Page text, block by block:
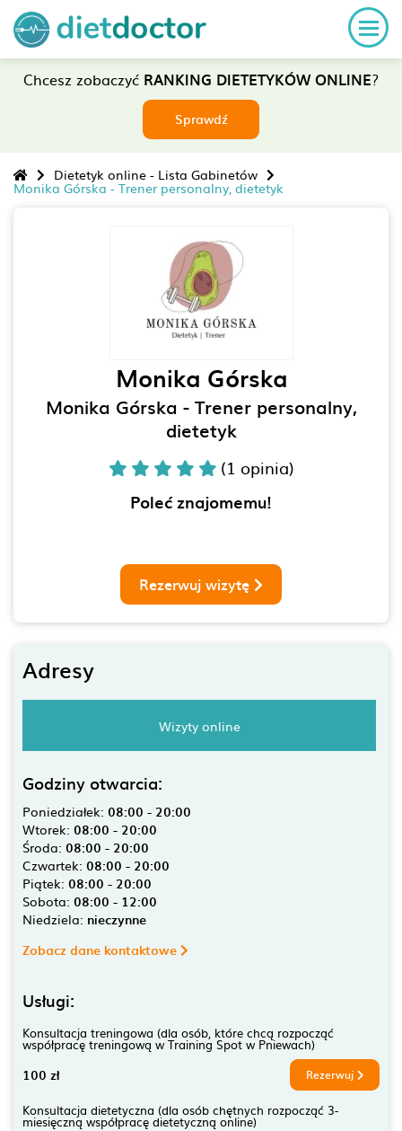
Chcesz zobaczyć RANKING DIETETYKÓW ONLINE?
Sprawdź
Dietetyk online - Lista Gabinetów
Monika Górska - Trener personalny, dietetyk
Monika Górska
Monika Górska - Trener personalny,
dietetyk
(1 opinia)
Poleć znajomemu!
Rezerwuj wizytę
Adresy
Wizyty online
Godziny otwarcia:
Poniedziałek: 08:00 - 20:00
Wtorek: 08:00 - 20:00
Środa: 08:00 - 20:00
Czwartek: 08:00 - 20:00
Piątek: 08:00 - 20:00
Sobota: 08:00 - 12:00
Niedziela: nieczynne
Zobacz dane kontaktowe
Usługi:
Konsultacja treningowa (dla osób, które chcą rozpocząć
współpracę treningową w Training Spot w Pniewach)
100 zł Rezerwuj
Konsultacja dietetyczna (dla osób chętnych rozpocząć 3-
miesięczną współpracę dietetyczną online)